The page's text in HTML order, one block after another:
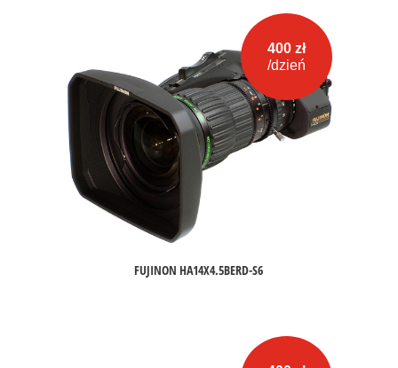
400 zł
/dzień
FUJINON HA14X4.5BERD-S6